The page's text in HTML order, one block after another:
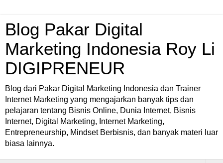
Blog Pakar Digital
Marketing Indonesia Roy Li
DIGIPRENEUR
Blog dari Pakar Digital Marketing Indonesia dan Trainer
Internet Marketing yang mengajarkan banyak tips dan
pelajaran tentang Bisnis Online, Dunia Internet, Bisnis
Internet, Digital Marketing, Internet Marketing,
Entrepreneurship, Mindset Berbisnis, dan banyak materi luar
biasa lainnya.